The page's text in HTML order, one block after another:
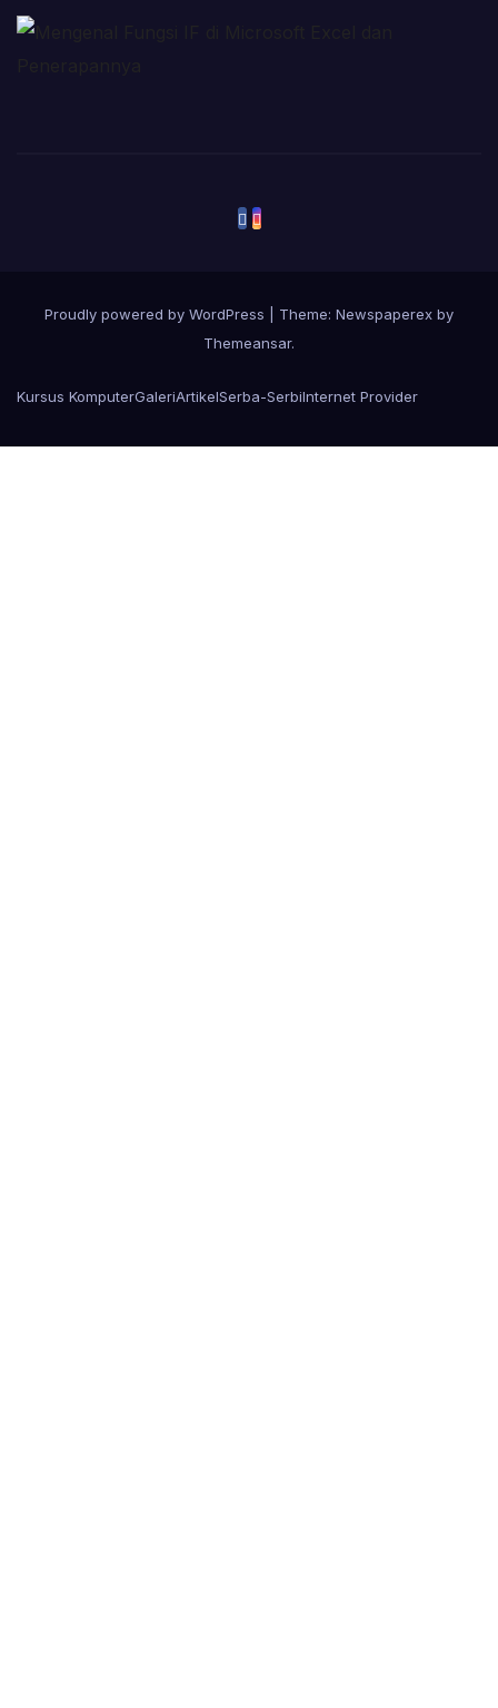
Proudly powered by WordPress
Theme: Newspaperex by
Themeansar.
Kursus KomputerGaleriArtikelSerba-SerbiInternet Provider